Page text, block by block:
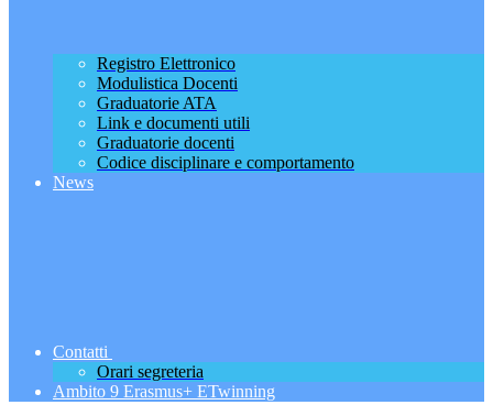
Registro Elettronico
Modulistica Docenti
Graduatorie ATA
Link e documenti utili
Graduatorie docenti
Codice disciplinare e comportamento
News
Contatti
Orari segreteria
Ambito 9 Erasmus+ ETwinning